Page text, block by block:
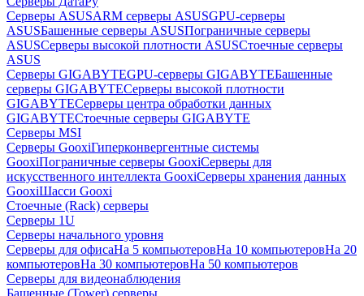
Серверы ASUSARM серверы ASUSGPU-серверы
ASUSБашенные серверы ASUSПограничные серверы
ASUSСерверы высокой плотности ASUSСтоечные серверы
ASUS
Серверы GIGABYTEGPU-серверы GIGABYTEБашенные
серверы GIGABYTEСерверы высокой плотности
GIGABYTEСерверы центра обработки данных
GIGABYTEСтоечные серверы GIGABYTE
Серверы MSI
Серверы GooxiГиперконвергентные системы
GooxiПограничные серверы GooxiСерверы для
искусственного интеллекта GooxiСерверы хранения данных
GooxiШасси Gooxi
Стоечные (Rack) серверы
Серверы 1U
Серверы начального уровня
Серверы для офисаНа 5 компьютеровНа 10 компьютеровНа 20
компьютеровНа 30 компьютеровНа 50 компьютеров
Серверы для видеонаблюдения
Башенные (Tower) серверы